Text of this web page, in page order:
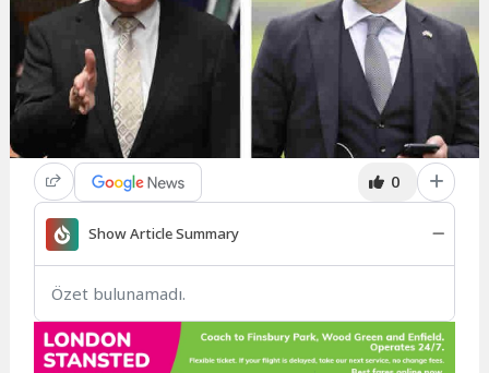
0
Show Article Summary
Özet bulunamadı.